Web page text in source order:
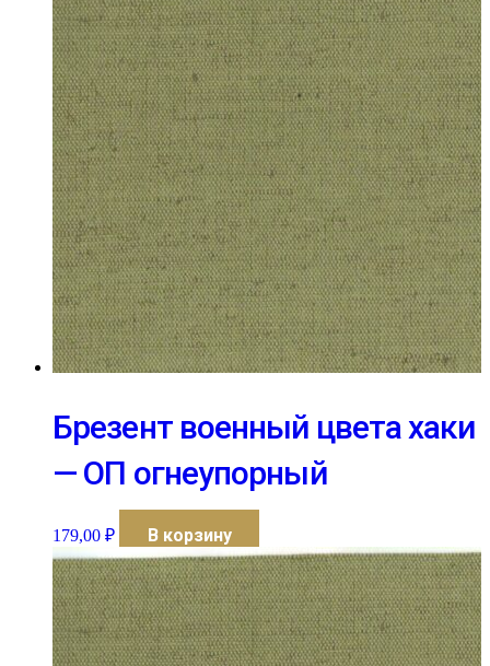
Брезент военный цвета хаки
— ОП огнеупорный
179,00 ₽ В корзину